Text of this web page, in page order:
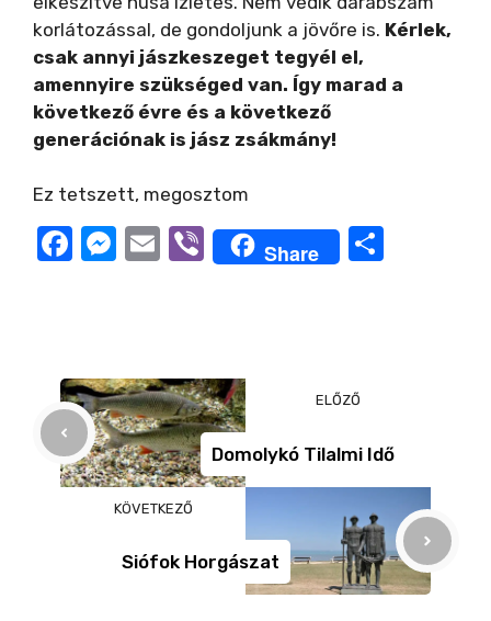
korlátozással, de gondoljunk a jövőre is. Kérlek,
csak annyi jászkeszeget tegyél el,
amennyire szükséged van. Így marad a
következő évre és a következő
generációnak is jász zsákmány!
Ez tetszett, megosztom
F
b
o
o
k
M
n
g
er
E
Vi
b
Share
g
ELŐZŐ
Domolykó Tilalmi Idő
KÖVETKEZŐ
Siófok Horgászat